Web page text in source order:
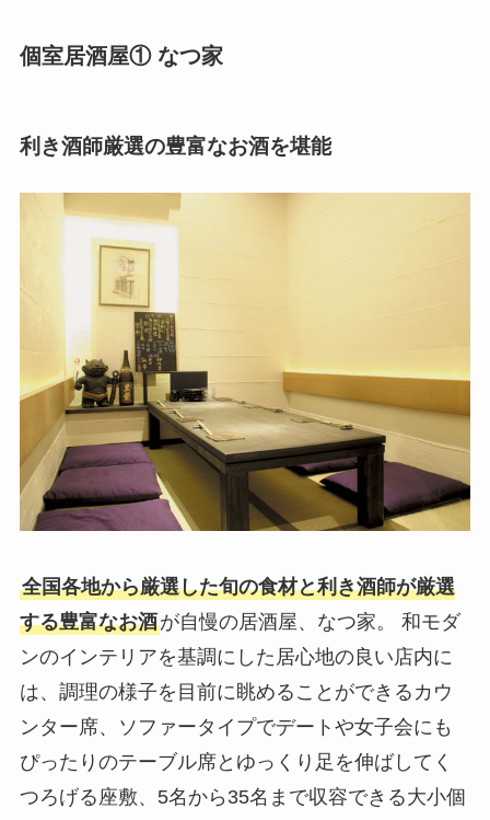
個室居酒屋① なつ家
利き酒師厳選の豊富なお酒を堪能
全国各地から厳選した旬の食材と利き酒師が厳選
する豊富なお酒が自慢の居酒屋、なつ家。 和モダ
ンのインテリアを基調にした居心地の良い店内に
は、調理の様子を目前に眺めることができるカウ
ンター席、ソファータイプでデートや女子会にも
ぴったりのテーブル席とゆっくり足を伸ばしてく
つろげる座敷、5名から35名まで収容できる大小個